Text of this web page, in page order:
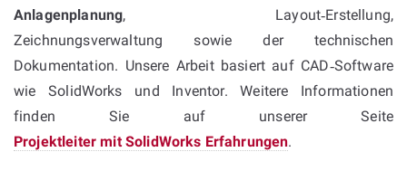
Anlagenplanung, Layout‑Erstellung,
Zeichnungsverwaltung sowie der technischen
Dokumentation. Unsere Arbeit basiert auf CAD‑Software
wie SolidWorks und Inventor. Weitere Informationen
finden Sie auf unserer Seite
Projektleiter mit SolidWorks Erfahrungen.